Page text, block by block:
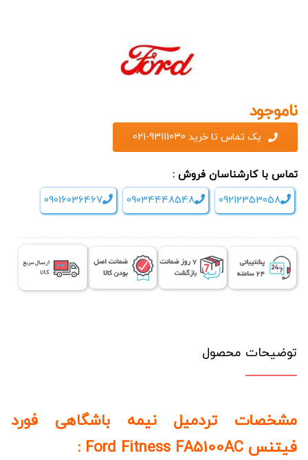
ناموجود
یک تماس تا خرید 93111030-021
تماس با کارشناسان فروش :
09212353058
09034448548
09016036467
توضیحات محصول
مشخصات تردمیل نیمه باشگاهی فورد
فیتنس Ford Fitness FA5100AC :